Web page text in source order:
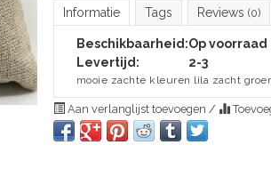
Informatie Tags Reviews (0)
Beschikbaarheid:Op voorraad
Levertijd:
2-3
mooie zachte kleuren lila zacht
Aan verlanglijst toevoegen /